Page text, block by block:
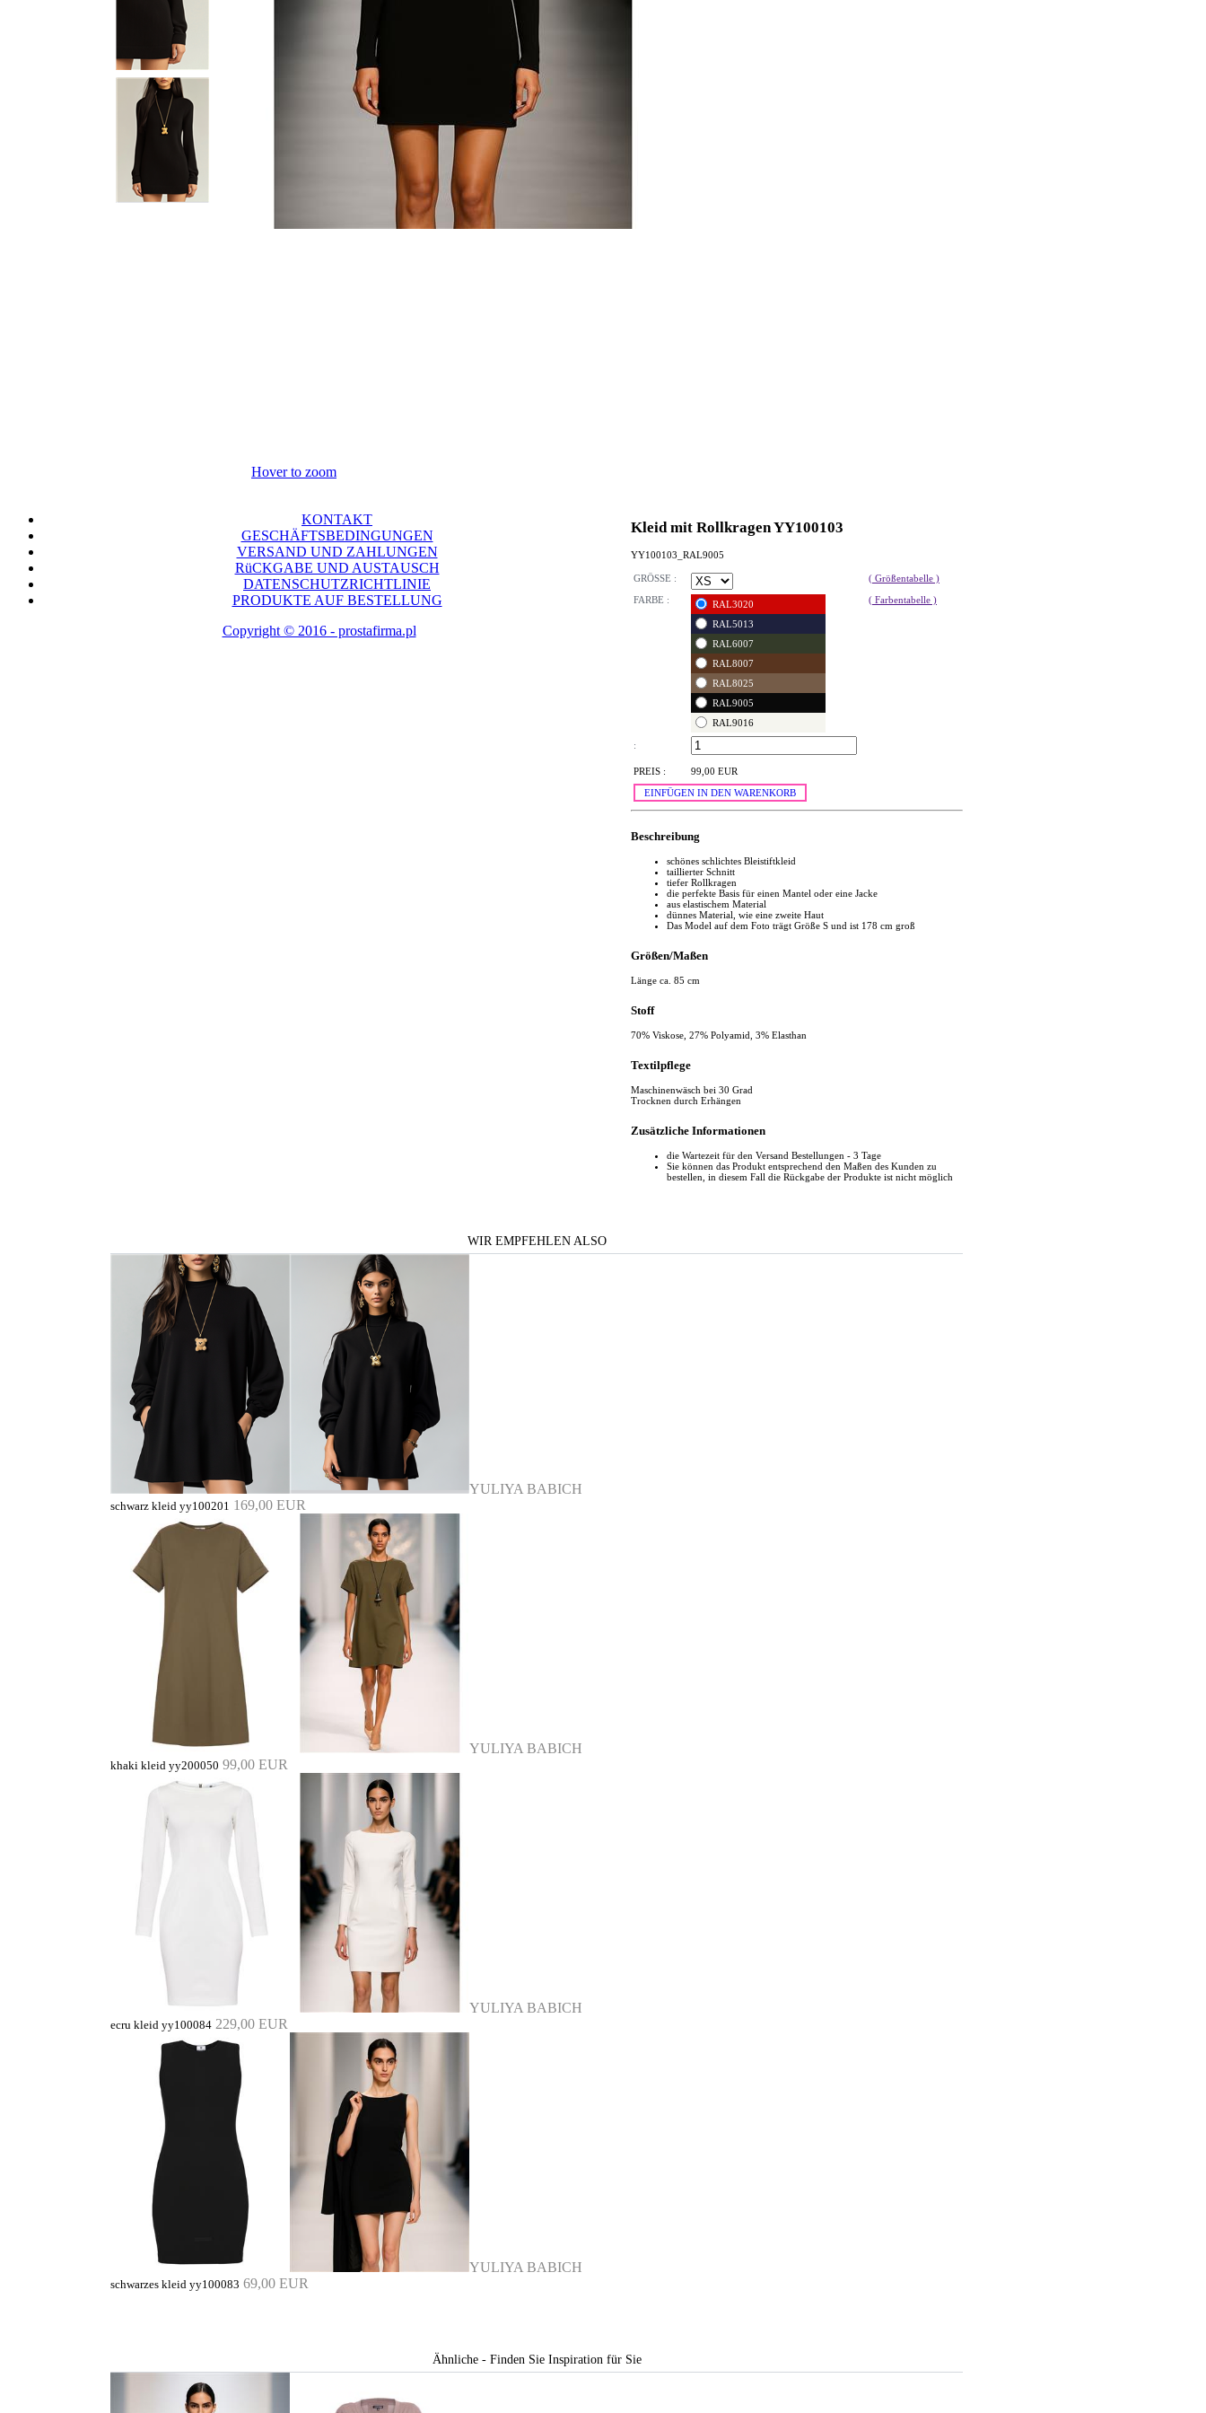
Hover to zoom
Kleid mit Rollkragen YY100103
YY100103_RAL9005
GRÖSSE :
( Größentabelle )
FARBE :
RAL3020
RAL5013
RAL6007
RAL8007
RAL8025
RAL9005
RAL9016
( Farbentabelle )
:
PREIS :
99,00 EUR
EINFÜGEN IN DEN WARENKORB
Beschreibung
schönes schlichtes Bleistiftkleid
taillierter Schnitt
tiefer Rollkragen
die perfekte Basis für einen Mantel oder eine Jacke
aus elastischem Material
dünnes Material, wie eine zweite Haut
Das Model auf dem Foto trägt Größe S und ist 178 cm groß
Größen/Maßen
Länge ca. 85 cm
Stoff
70% Viskose, 27% Polyamid, 3% Elasthan
Textilpflege
Maschinenwäsch bei 30 Grad
Trocknen durch Erhängen
Zusätzliche Informationen
die Wartezeit für den Versand Bestellungen - 3 Tage
Sie können das Produkt entsprechend den Maßen des Kunden zu
bestellen, in diesem Fall die Rückgabe der Produkte ist nicht möglich
WIR EMPFEHLEN ALSO
YULIYA BABICH
schwarz kleid yy100201 169,00 EUR
YULIYA BABICH
khaki kleid yy200050 99,00 EUR
YULIYA BABICH
ecru kleid yy100084 229,00 EUR
YULIYA BABICH
schwarzes kleid yy100083 69,00 EUR
Ähnliche - Finden Sie Inspiration für Sie
KONTAKT
GESCHÄFTSBEDINGUNGEN
VERSAND UND ZAHLUNGEN
RüCKGABE UND AUSTAUSCH
DATENSCHUTZRICHTLINIE
PRODUKTE AUF BESTELLUNG
Copyright © 2016 - prostafirma.pl